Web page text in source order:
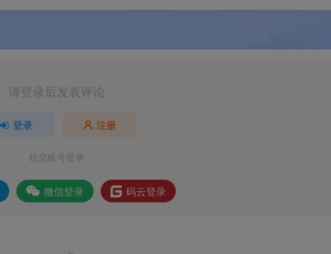
请登录后发表评论
登录 注册
社交账号登录
微信登录 码云登录